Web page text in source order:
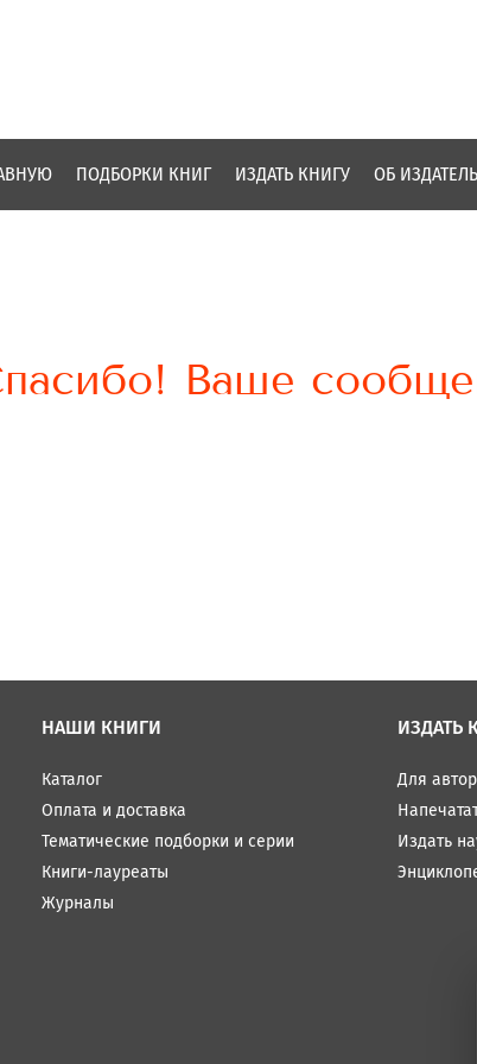
ПОДБОРКИ КНИГ ИЗДАТЬ КНИГУ ОБ
Ваше
НАШИ КНИГИ
Каталог
Оплата и доставка
Тематические подборки и серии
Книги-лауреаты
Журналы
ИЗДАТЬ
Для
Издать